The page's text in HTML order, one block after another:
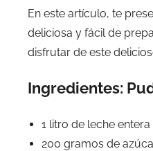
En este artículo, te
deliciosa y fácil de
disfrutar de este
Ingredientes:
1 litro de leche entera
200 gramos de